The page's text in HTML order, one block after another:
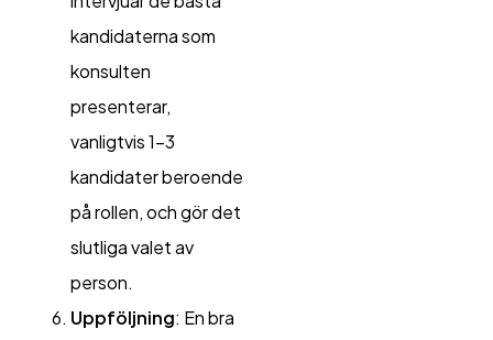
kandidaterna som
konsulten
presenterar,
vanligtvis 1-3
kandidater beroende
på rollen, och gör det
slutliga valet av
person.
Uppföljning: En bra